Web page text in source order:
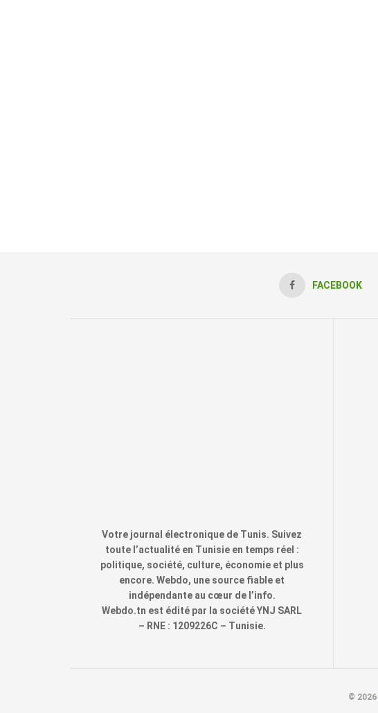
FACEBOOK
Votre journal électronique de Tunis. Suivez
toute l’actualité en Tunisie en temps réel :
politique, société, culture, économie et plus
encore. Webdo, une source fiable et
indépendante au cœur de l’info.
Webdo.tn est édité par la société YNJ SARL
– RNE : 1209226C – Tunisie.
© 2026